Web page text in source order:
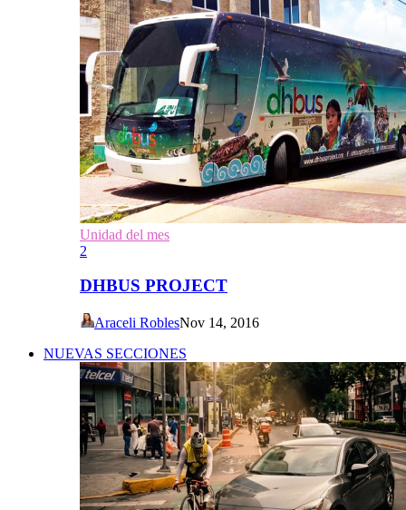
Unidad del mes
2
DHBUS PROJECT
Araceli RoblesNov 14, 2016
NUEVAS SECCIONES